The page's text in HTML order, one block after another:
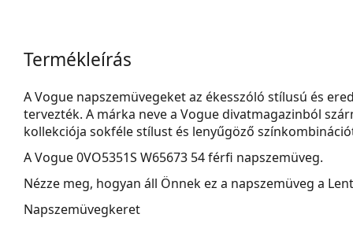
Termékleírás
A Vogue napszemüvegeket az ékesszóló stílusú és
tervezték. A márka neve a Vogue divatmagazinból
kollekciója sokféle stílust és lenyűgöző
AVogue 0VO5351S W65673 54férfi napszemüveg.
Nézze meg, hogyan áll Önnek ez a napszemüveg a
Napszemüvegkeret